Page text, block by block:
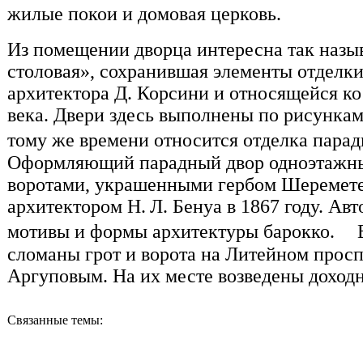
жилые покои и домовая церковь.
Из помещении дворца интересна так
столовая», сохранившая элементы
архитектора Д. Корсини и относящейся
века. Двери здесь выполнены по
тому же времени относится отделка
Оформляющий парадный двор
воротами, украшенными гербом
архитектором Н. Л. Бенуа в 1867 году.
мотивы и формы архитектуры барокко.
сломаны грот и ворота на Литейном
Аргуповым. На их месте возведены
Связанные темы: